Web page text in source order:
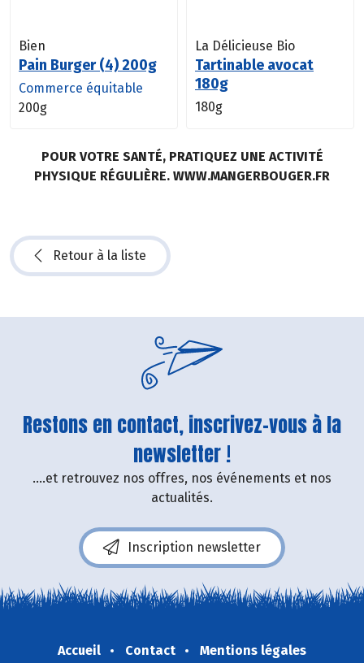
Bien
Pain Burger (4) 200g
Commerce équitable
200g
La Délicieuse Bio
Tartinable avocat
180g
180g
POUR VOTRE SANTÉ, PRATIQUEZ UNE ACTIVITÉ
PHYSIQUE RÉGULIÈRE. WWW.MANGERBOUGER.FR
Retour à la liste
Restons en contact, inscrivez-vous à la
newsletter !
....et retrouvez nos offres, nos événements et nos
actualités.
Inscription newsletter
Accueil Contact
Mentions légales